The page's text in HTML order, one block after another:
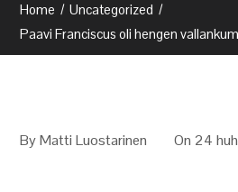
Home
Uncategorized
Paavi Franciscus oli hengen
ByMatti Luostarinen On 24